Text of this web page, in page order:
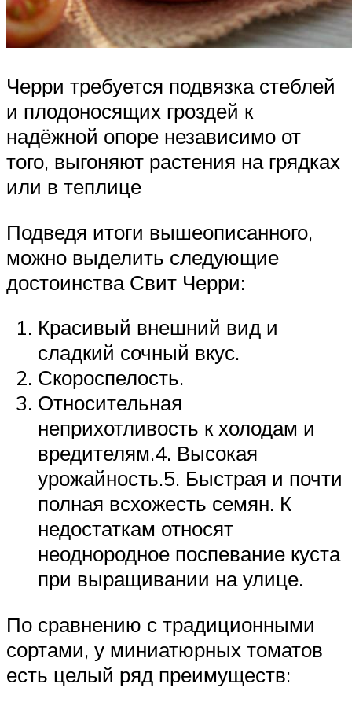
Черри требуется подвязка стеблей
и плодоносящих гроздей к
надёжной опоре независимо от
того, выгоняют растения на грядках
или в теплице
Подведя итоги вышеописанного,
можно выделить следующие
достоинства Свит Черри:
Красивый внешний вид и
сладкий сочный вкус.
Скороспелость.
Относительная
неприхотливость к холодам и
вредителям.4. Высокая
урожайность.5. Быстрая и почти
полная всхожесть семян. К
недостаткам относят
неоднородное поспевание куста
при выращивании на улице.
По сравнению с традиционными
сортами, у миниатюрных томатов
есть целый ряд преимуществ: